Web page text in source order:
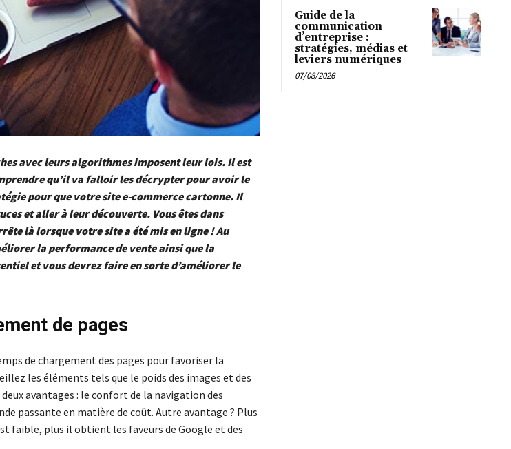
avec leurs algorithmes imposent leur lois. Il est
qu’il va falloir les décrypter pour avoir le
pour que votre site e-commerce cartonne. Il
et aller à leur découverte. Vous êtes dans
là lorsque votre site a été mis en ligne ! Au
la performance de vente ainsi que la
et vous devrez faire en sorte d’améliorer le
de pages
de chargement des pages pour favoriser la
les éléments tels que le poids des images et des
deux avantages : le confort de la navigation des
passante en matière de coût. Autre avantage ? Plus
faible, plus il obtient les faveurs de Google et des
Guide de la
communication
d’entreprise :
stratégies, médias et
leviers numériques
07/08/2026